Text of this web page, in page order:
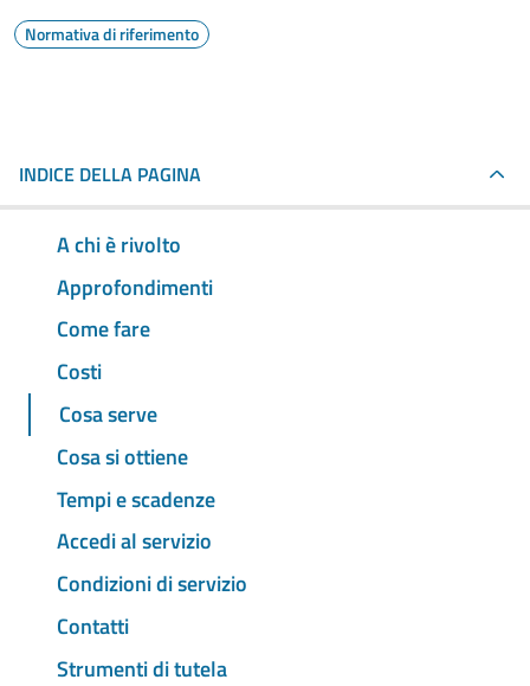
Normativa di riferimento
INDICE DELLA PAGINA
A chi è rivolto
Approfondimenti
Come fare
Costi
Cosa serve
Cosa si ottiene
Tempi e scadenze
Accedi al servizio
Condizioni di servizio
Contatti
Strumenti di tutela